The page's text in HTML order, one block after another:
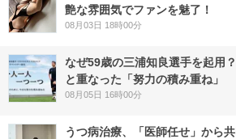
艶な雰囲気でファンを魅了！
08月03日 18時00分
なぜ59歳の三浦知良選手を起用
と重なった「努力の積み重ね」
08月05日 16時00分
うつ病治療、「医師任せ」から